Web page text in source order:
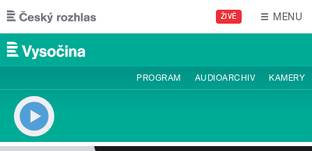
Přejít k hlavnímu obsahu
ŽIVĚ MENU
PROGRAM AUDIOARCHIV KAMERY